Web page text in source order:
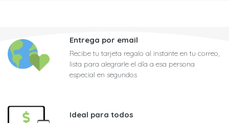
Entrega por email
Recibe tu tarjeta regalo al instante en tu correo,
lista para alegrarle el día a esa persona
especial en segundos
Ideal para todos